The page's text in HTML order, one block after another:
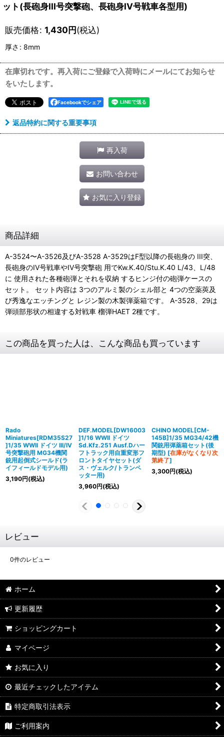
ット(長砲身III号突撃砲、長砲身IV号戦車各型用)
販売価格: 1,430円(税込)
厚さ : 8mm
在庫切れです。再入荷にご登録で入荷時にメールにてお知らせ
をいたします。
Facebookでシェア
返品特約に関する重要事項
再入荷
お問い合わせ
お気に入り登録
商品詳細
A-3524〜A-3526及びA-3528 A-3529はF型以降の長砲身の III突、
長砲身のIV号戦車やIV号突撃砲 用でKw.K.40/Stu.K.40 L/43、L/48
に 使用された各種砲弾とそれを収納 するヒンジ付の砲弾ケースの
セット。 セット内容は 3つのアルミ製のシェル部と 4つの空薬莢及
び秀逸なエッチングと レジン製の木製弾薬箱です。 A-3528、29は
弾頭部形状の相違する対戦車 榴弾HAET 2種です。
この商品を買った人は、こんな商品も買っています
Rado
Miniatures[RDM35S27
]1/35 WWII ドイツ III/IV
号突撃砲用 MG34機関
銃用起倒式シールド(ラ
イフィールドモデル用)
3,190円(税込)
DEF.MODEL[DW16003
]1/16 WWII ドイツ
Sd.Kfz.251 Ausf.Dハー
フトラック用自重変形フ
ロントタイヤセット(ダ
ス・ヴェルク/トランペ
ッター用)
3,960円(税込)
CHINO MODEL[CM-
145B]1/35 MG34/42機
関銃用弾薬箱セット(後
期型) [在庫がなくなり次
第終了]
3,300円(税込)
レビュー
0件のレビュー
ホーム
更新履歴
ショッピングカート
マイページ
お気に入り
最近チェックしたアイテム
特定商取引法表示
ご利用案内